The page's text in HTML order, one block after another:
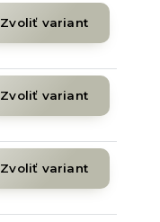
Zvoliť variant
Zvoliť variant
Zvoliť variant